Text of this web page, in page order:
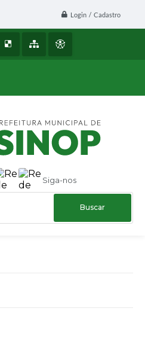
Login / Cadastro
Siga-nos